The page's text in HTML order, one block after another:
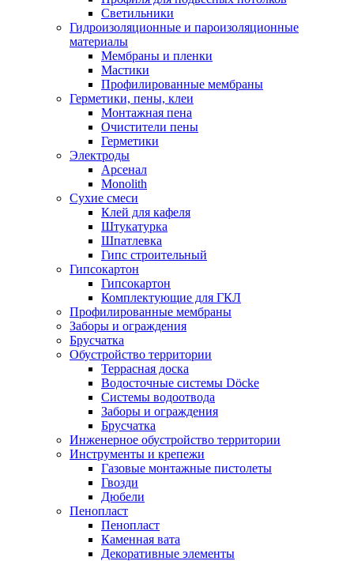
Светильники
Гидроизоляционные и пароизоляционные
материалы
Мембраны и пленки
Мастики
Профилированные мембраны
Герметики, пены, клеи
Монтажная пена
Очистители пены
Герметики
Электроды
Арсенал
Monolith
Сухие смеси
Клей для кафеля
Штукатурка
Шпатлевка
Гипс строительный
Гипсокартон
Гипсокартон
Комплектующие для ГКЛ
Профилированные мембраны
Заборы и ограждения
Брусчатка
Обустройство территории
Террасная доска
Водосточные системы Döcke
Системы водоотвода
Заборы и ограждения
Брусчатка
Инженерное обустройство территории
Инструменты и крепежи
Газовые монтажные пистолеты
Гвозди
Дюбели
Пенопласт
Пенопласт
Каменная вата
Декоративные элементы